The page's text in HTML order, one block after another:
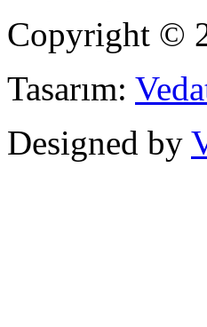
Copyright ©
Tasarım:
Designed by